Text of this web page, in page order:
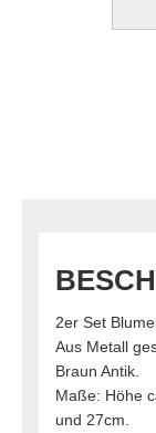
2er Set
Aus Metall
Braun Antik.
Maße: Höhe
und 27cm.